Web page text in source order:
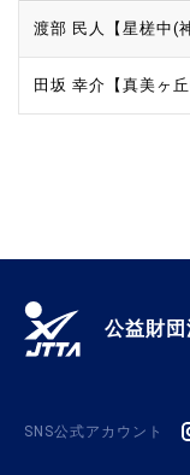
渡部 民人【星槎中(
田坂 幸介【真美ヶ
公益財
SNS公式アカウント